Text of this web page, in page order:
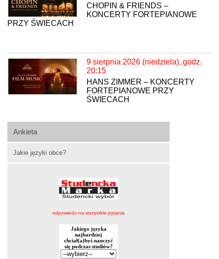
Ankieta
Jakie języki obce?
odpowiedz na wszystkie pytania
CHOPIN & FRIENDS –
KONCERTY FORTEPIANOWE
PRZY ŚWIECACH
9 sierpnia 2026 (niedziela), godz.
20:15
HANS ZIMMER – KONCERTY
FORTEPIANOWE PRZY
ŚWIECACH